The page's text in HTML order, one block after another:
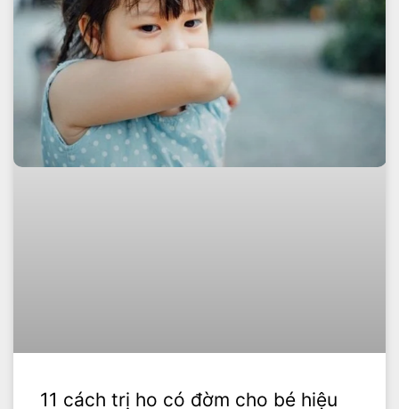
11 cách trị ho có đờm cho bé hiệu